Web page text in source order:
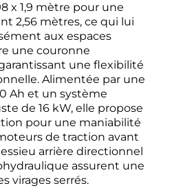
x 1,9 mètre pour une
2,56 mètres, ce qui lui
aux espaces
une couronne
une flexibilité
Alimentée par une
Ah et un système
de 16 kW, elle propose
pour une maniabilité
de traction avant
arrière directionnel
assurent une
virages serrés.